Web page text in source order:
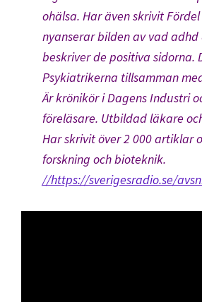
ohälsa. Har även skrivit Fördel
nyanserar bilden av vad adhd
beskriver de positiva sidorna.
Psykiatrikerna tillsamman
Är krönikör i Dagens Industri
föreläsare. Utbildad läkare
Har skrivit över 2 000 artiklar
forskning och bioteknik.
//https://sverigesradio.se/